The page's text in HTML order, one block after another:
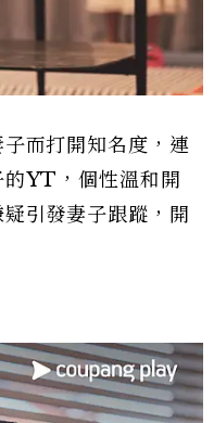
而打開知名度，連
的YT，個性溫和開
引發妻子跟蹤，開